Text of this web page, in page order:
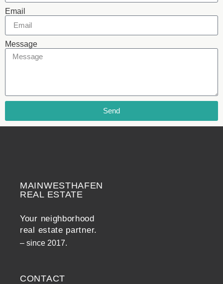
Email
Message
Send
MAINWESTHAFEN
REAL ESTATE
Your neighborhood
real estate partner.
– since 2017.
CONTACT